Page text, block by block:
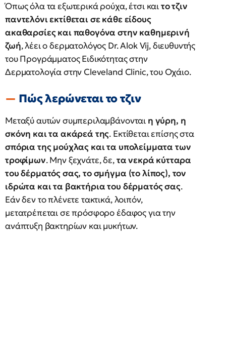
Όπως όλα τα εξωτερικά ρούχα, έτσι καιτο τζιν
παντελόνι εκτίθεται σε κάθε είδους
ακαθαρσίες και παθογόνα στην καθημερινή
ζωή, λέει ο δερματολόγος Dr. Alok Vij, διευθυντής
του Προγράμματος Ειδικότητας στην
Δερματολογία στην Cleveland Clinic, του Οχάιο.
Πώς λερώνεται το τζιν
Μεταξύ αυτών συμπεριλαμβάνονται η γύρη, η
σκόνη και τα ακάρεά της. Εκτίθεται επίσης στα
σπόρια της μούχλας και τα υπολείμματα των
τροφίμων. Μην ξεχνάτε, δε,τα νεκρά κύτταρα
του δέρματός σας, το σμήγμα (το λίπος), τον
ιδρώτα και τα βακτήρια του δέρματός σας.
Εάν δεν το πλένετε τακτικά, λοιπόν,
μετατρέπεται σε πρόσφορο έδαφος για την
ανάπτυξη βακτηρίων και μυκήτων.